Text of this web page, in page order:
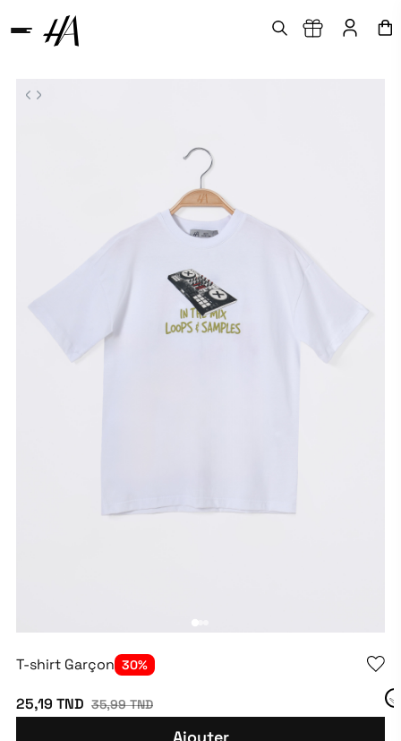
T-shirt Garçon 30%
25,19 TND 35,99 TND
Ajouter